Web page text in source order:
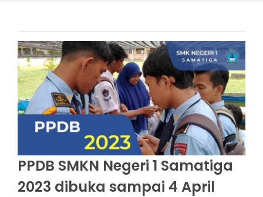
PPDB SMKN Negeri 1 Samatiga
2023 dibuka sampai 4 April